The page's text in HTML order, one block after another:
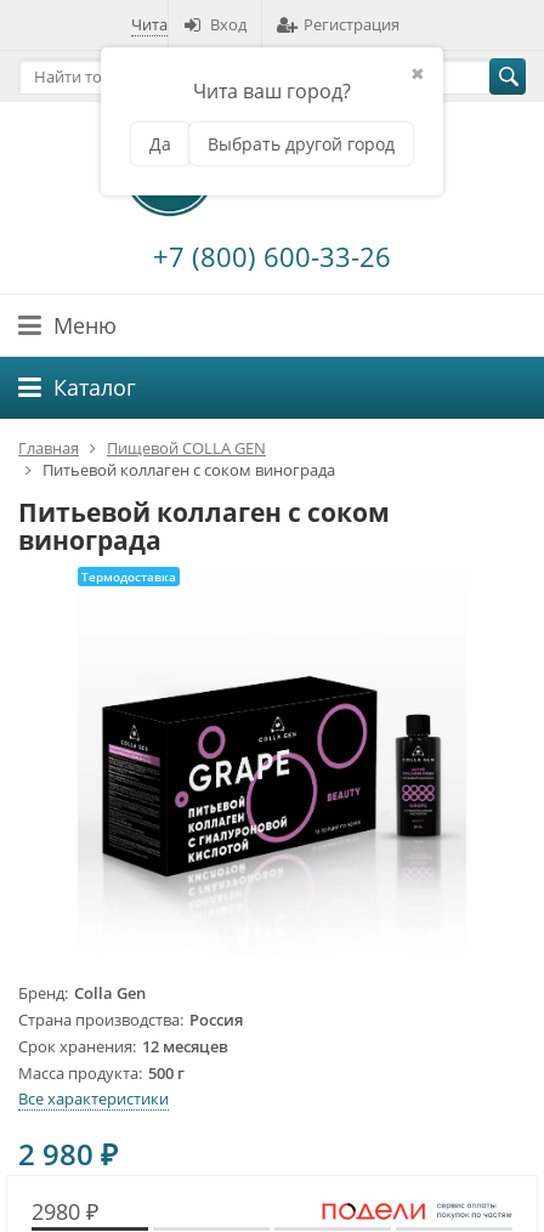
Чита
✖
Чита ваш город?
Да Выбрать другой город
Вход Регистрация
+7 (800) 600-33-26
Меню
Каталог
Главная
Пищевой COLLA GEN
Питьевой коллаген с соком винограда
Питьевой коллаген с соком
винограда
Термодоставка
Бренд Colla Gen
Страна производства Россия
Срок хранения 12 месяцев
Масса продукта 500 г
Все характеристики
2 980 ₽
2980 ₽